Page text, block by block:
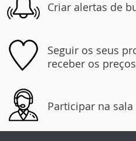
Criar alertas de
Seguir os seus
receber os
Participar na